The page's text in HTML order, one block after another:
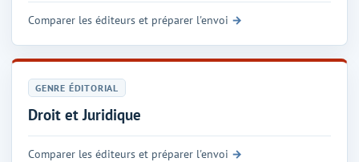
Comparer les éditeurs et préparer l'envoi
GENRE ÉDITORIAL
Droit et Juridique
Comparer les éditeurs et préparer l'envoi